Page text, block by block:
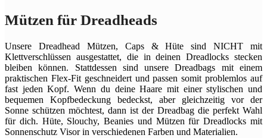
Mützen für Dreadheads
Unsere Dreadhead Mützen, Caps & Hüte sind NICHT mit
Klettverschlüssen ausgestattet, die in deinen Dreadlocks stecken
bleiben können. Stattdessen sind unsere Dreadbags mit einem
praktischen Flex-Fit geschneidert und passen somit problemlos auf
fast jeden Kopf. Wenn du deine Haare mit einer stylischen und
bequemen Kopfbedeckung bedeckst, aber gleichzeitig vor der
Sonne schützen möchtest, dann ist der Dreadbag die perfekt Wahl
für dich. Hüte, Slouchy, Beanies und Mützen für Dreadlocks mit
Sonnenschutz Visor in verschiedenen Farben und Materialien.